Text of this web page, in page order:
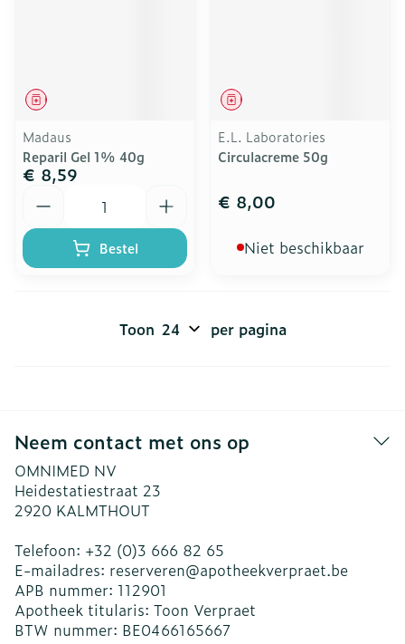
Geneesmiddel
Madaus
Reparil Gel 1% 40g
€ 8,59
Bestel
Geneesmiddel
E.L. Laboratories
Circulacreme 50g
€ 8,00
Niet beschikbaar
Toon per pagina
Neem contact met ons op
OMNIMED NV
Heidestatiestraat 23
2920 KALMTHOUT
Telefoon: +32 (0)3 666 82 65
E-mailadres: reserveren@apotheekverpraet.be
APB nummer: 112901
Apotheek titularis: Toon Verpraet
BTW nummer: BE0466165667